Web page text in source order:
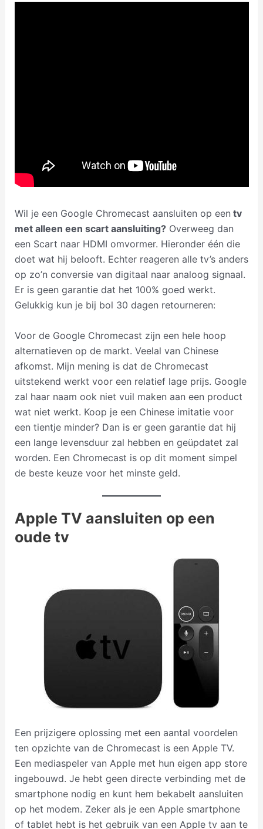
Wil je een Google Chromecast aansluiten op een tv
met alleen een scart aansluiting?Overweeg dan
een Scart naar HDMI omvormer. Hieronder één die
doet wat hij belooft. Echter reageren alle tv’s anders
op zo’n conversie van digitaal naar analoog signaal.
Er is geen garantie dat het 100% goed werkt.
Gelukkig kun je bij bol 30 dagen retourneren:
Voor de Google Chromecast zijn een hele hoop
alternatieven op de markt. Veelal van Chinese
afkomst. Mijn mening is dat de Chromecast
uitstekend werkt voor een relatief lage prijs. Google
zal haar naam ook niet vuil maken aan een product
wat niet werkt. Koop je een Chinese imitatie voor
een tientje minder? Dan is er geen garantie dat hij
een lange levensduur zal hebben en geüpdatet zal
worden. Een Chromecast is op dit moment simpel
de beste keuze voor het minste geld.
Apple TV aansluiten op een
oude tv
Een prijzigere oplossing met een aantal voordelen
ten opzichte van de Chromecast is een Apple TV.
Een mediaspeler van Apple met hun eigen app store
ingebouwd. Je hebt geen directe verbinding met de
smartphone nodig en kunt hem bekabelt aansluiten
op het modem. Zeker als je een Apple smartphone
of tablet hebt is het gebruik van een Apple tv aan te